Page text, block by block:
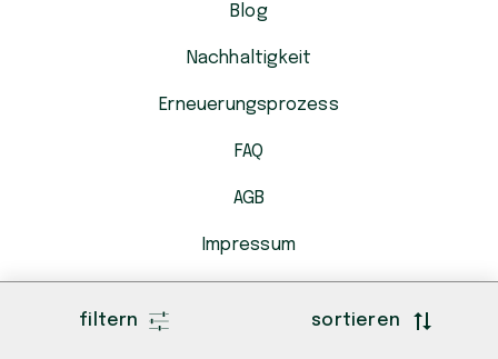
filtern sortieren
Blog
Nachhaltigkeit
Erneuerungsprozess
FAQ
AGB
Impressum